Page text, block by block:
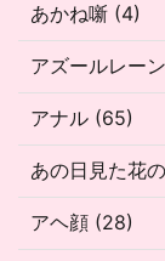
あかね噺 (4)
アズールレー
アナル (65)
あの日見た花
アヘ顔 (28)